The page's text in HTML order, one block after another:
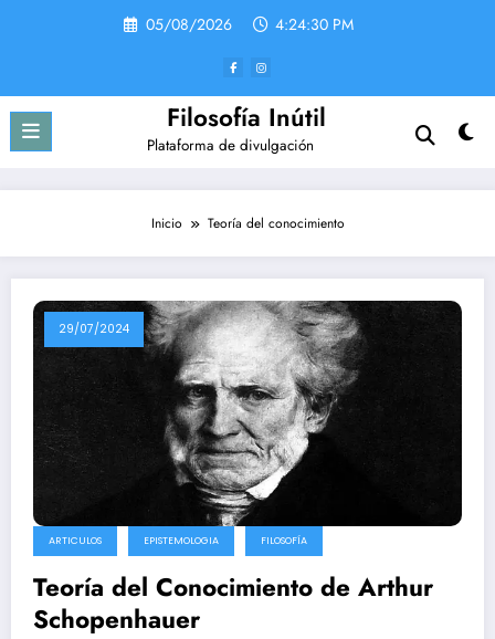
05/08/2026 4:24:30 PM
Filosofía Inútil
Plataforma de divulgación
Inicio Teoría del conocimiento
29/07/2024
ARTICULOS EPISTEMOLOGIA FILOSOFÍA
Teoría del Conocimiento de Arthur
Schopenhauer